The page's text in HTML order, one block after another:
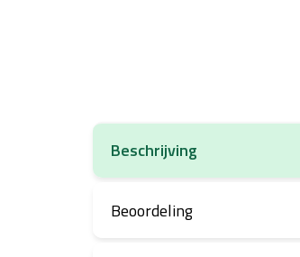
Beschrijving
Beoordeling